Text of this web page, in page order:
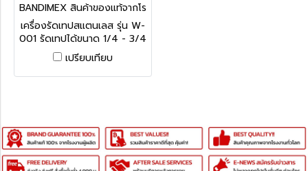
BANDIMEX สินค้าของแท้จากโร
งงานผู้ผลิต W-001
เครื่องรัดเทปสแตนเลส รุ่น W-
001 รัดเทปได้ขนาด 1/4 - 3/4
นิ้ว เครื่องรัดเทปสแตนเลส
BANDIMEX ทนทานใช้งานง่าย
เปรียบเทียบ